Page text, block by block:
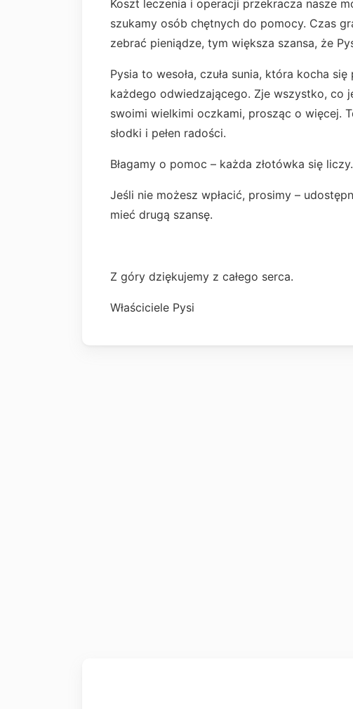
Koszt leczenia i operacji przekracza nasze
szukamy osób chętnych do pomocy. Czas
zebrać pieniądze, tym większa szansa, że
Pysia to wesoła, czuła sunia, która kocha
każdego odwiedzającego. Zje wszystko, co
swoimi wielkimi oczkami, prosząc o więcej.
słodki i pełen radości.
Błagamy o pomoc – każda złotówka się liczy.
Jeśli nie możesz wpłacić, prosimy –
mieć drugą szansę.
Z góry dziękujemy z całego serca.
Właściciele Pysi